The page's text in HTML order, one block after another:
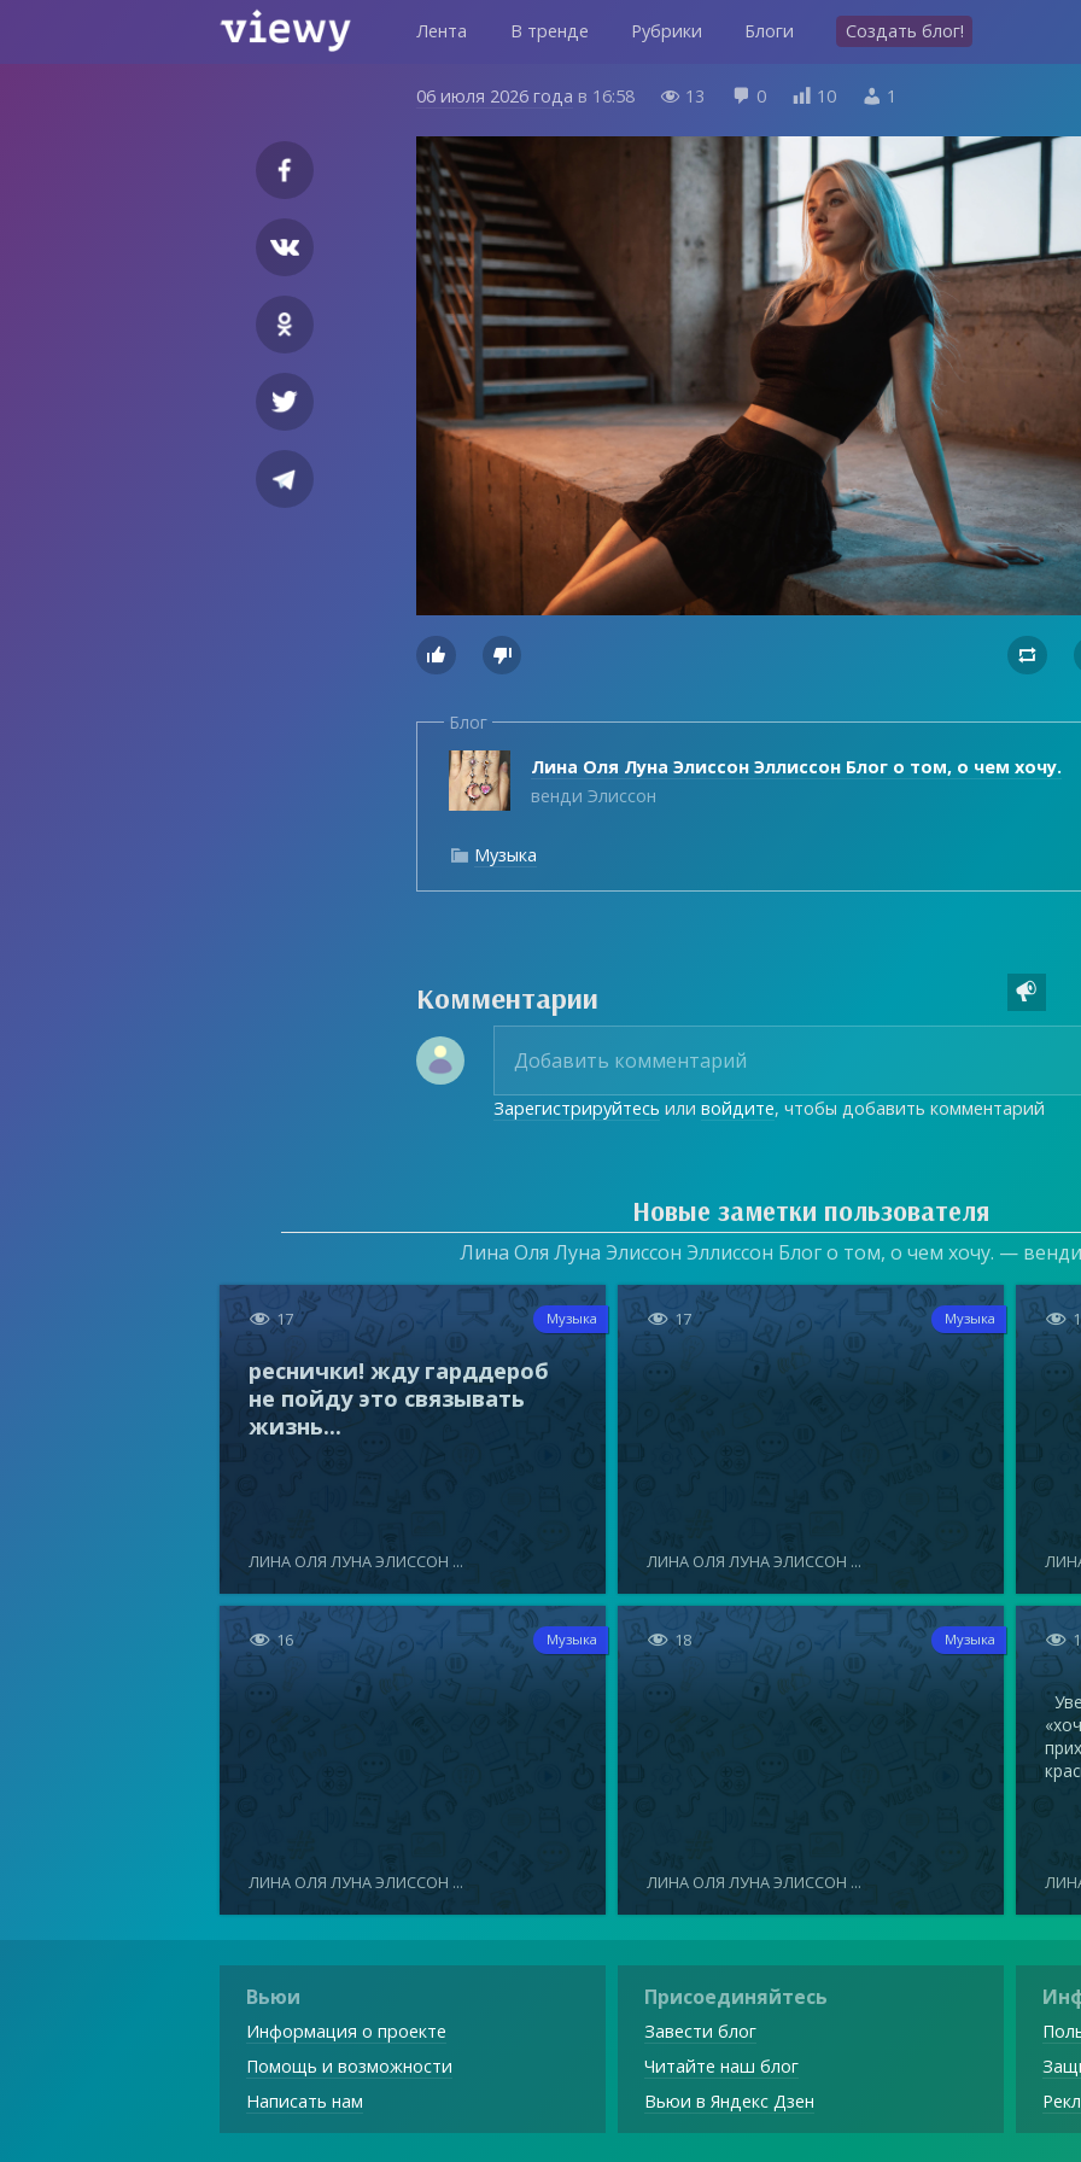
Лента В тренде Рубрики Блоги Создать блог!
06 июля 2026 года в 16:58  13  0  10  1
  
Блог
Лина Оля Луна Элиссон Эллиссон Блог о том, о чем хочу.
венди Элиссон
 Музыка
Комментарии 
Зарегистрируйтесь иливойдите, чтобы добавить комментарий
Новые заметки пользователя
Лина Оля Луна Элиссон Эллиссон Блог о том, о чем хочу. —
 17 Музыка
реснички! жду гарддероб
не пойду это связывать
жизнь...
ЛИНА ОЛЯ ЛУНА ЭЛИССОН ...
 17 Музыка
ЛИНА ОЛЯ ЛУНА ЭЛИССОН ...

 16 Музыка
ЛИНА ОЛЯ ЛУНА ЭЛИССОН ...
 18 Музыка
ЛИНА ОЛЯ ЛУНА ЭЛИССОН ...

Вьюи
Информация о проекте
Помощь и возможности
Написать нам
Присоединяйтесь
Завести блог
Читайте наш блог
Вьюи в Яндекс Дзен